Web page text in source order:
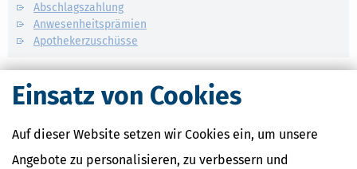
Einsatz von Cookies
Auf dieser Website setzen wir Cookies ein, um unsere
Angebote zu personalisieren, zu verbessern und
Abschlagszahlung
Anwesenheitsprämien
Apothekerzuschüsse